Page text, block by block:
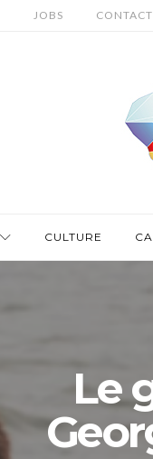
JOBS CONTACT
CULTURE
Le